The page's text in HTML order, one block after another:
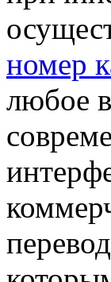
номер
любое